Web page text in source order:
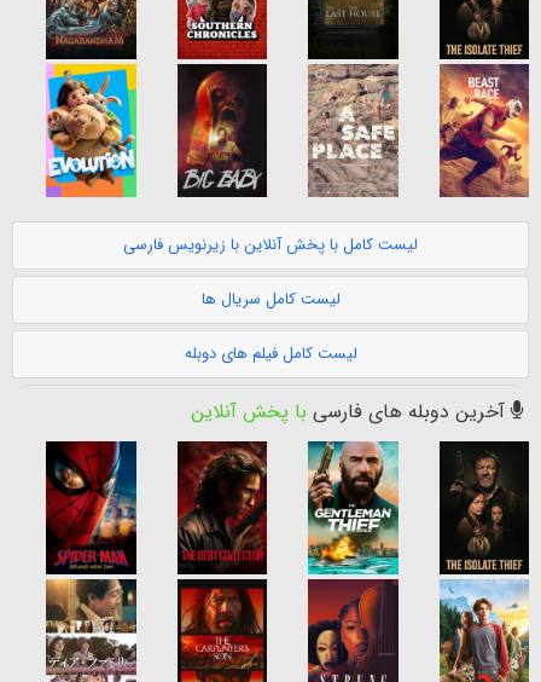
لیست کامل با پخش آنلاین با زیرنویس فارسی
لیست کامل سریال ها
لیست کامل فیلم های دوبله
آخرین دوبله های فارسی با پخش آنلاین